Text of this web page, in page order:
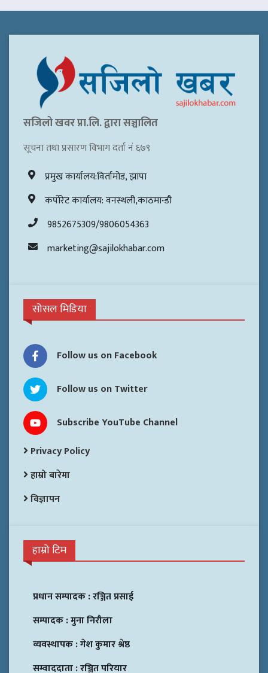
सजिलो खवर प्रा.लि. द्वारा सञ्चालित
सूचना तथा प्रसारण विभाग दर्ता नं ६७९
प्रमुख कार्यालय:विर्तामोड, झापा
कर्पोरेट कार्यालय: वनस्थली,काठमान्डौ
9852675309/9806054363
marketing@sajilokhabar.com
सोसल मिडिया
Follow us on Facebook
Follow us on Twitter
Subscribe YouTube Channel
Privacy Policy
हाम्रो बारेमा
विज्ञापन
हाम्रो टिम
प्रधान सम्पादक :रञ्जित प्रसाई
सम्पादक :मुना निरौला
व्यवस्थापक :गेश कुमार श्रेष्ठ
सम्वाददाता :रञ्जित परियार